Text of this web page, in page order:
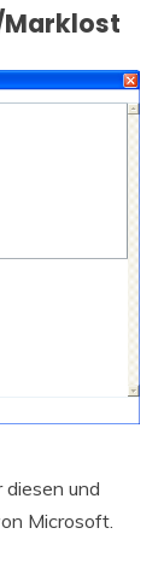
und
Microsoft.